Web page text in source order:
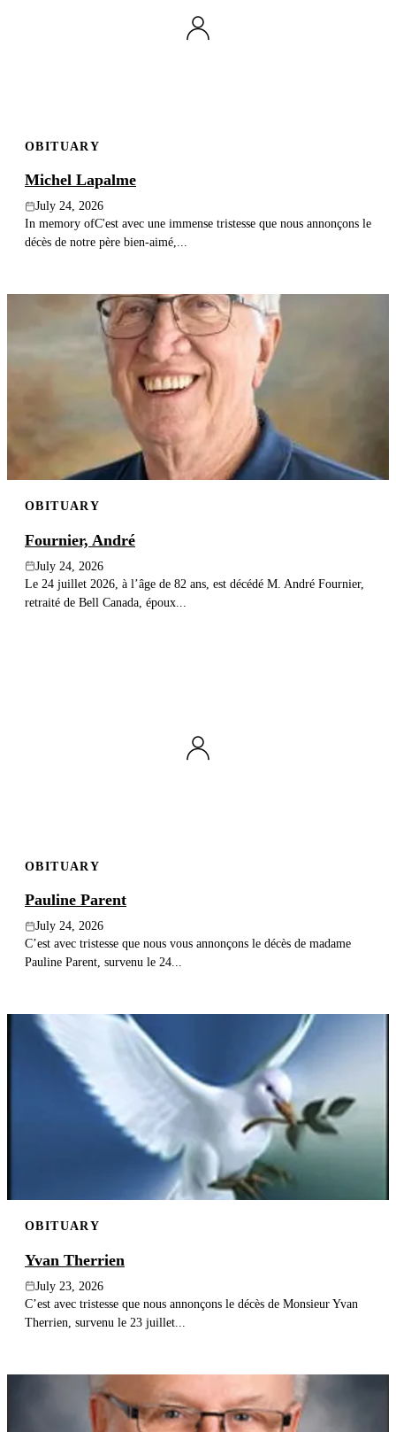
OBITUARY
Michel Lapalme
July 24, 2026
In memory ofC'est avec une immense tristesse que nous annonçons le
décès de notre père bien-aimé,...
OBITUARY
Fournier, André
July 24, 2026
Le 24 juillet 2026, à l’âge de 82 ans, est décédé M. André Fournier,
retraité de Bell Canada, époux...
OBITUARY
Pauline Parent
July 24, 2026
C’est avec tristesse que nous vous annonçons le décès de madame
Pauline Parent, survenu le 24...
OBITUARY
Yvan Therrien
July 23, 2026
C’est avec tristesse que nous annonçons le décès de Monsieur Yvan
Therrien, survenu le 23 juillet...